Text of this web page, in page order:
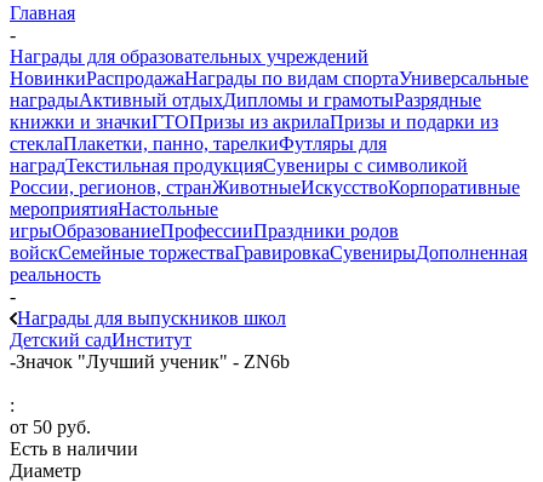
Главная
-
Награды для образовательных учреждений
НовинкиРаспродажаНаграды по видам спортаУниверсальные
наградыАктивный отдыхДипломы и грамотыРазрядные
книжки и значкиГТОПризы из акрилаПризы и подарки из
стеклаПлакетки, панно, тарелкиФутляры для
наградТекстильная продукцияСувениры с символикой
России, регионов, странЖивотныеИскусствоКорпоративные
мероприятияНастольные
игрыОбразованиеПрофессииПраздники родов
войскСемейные торжестваГравировкаСувенирыДополненная
реальность
-
Награды для выпускников школ
Детский садИнститут
-Значок "Лучший ученик" - ZN6b
:
от 50 руб.
Есть в наличии
Диаметр